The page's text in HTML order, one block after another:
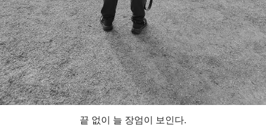
끝 없이 늘 장엄이 보인다.